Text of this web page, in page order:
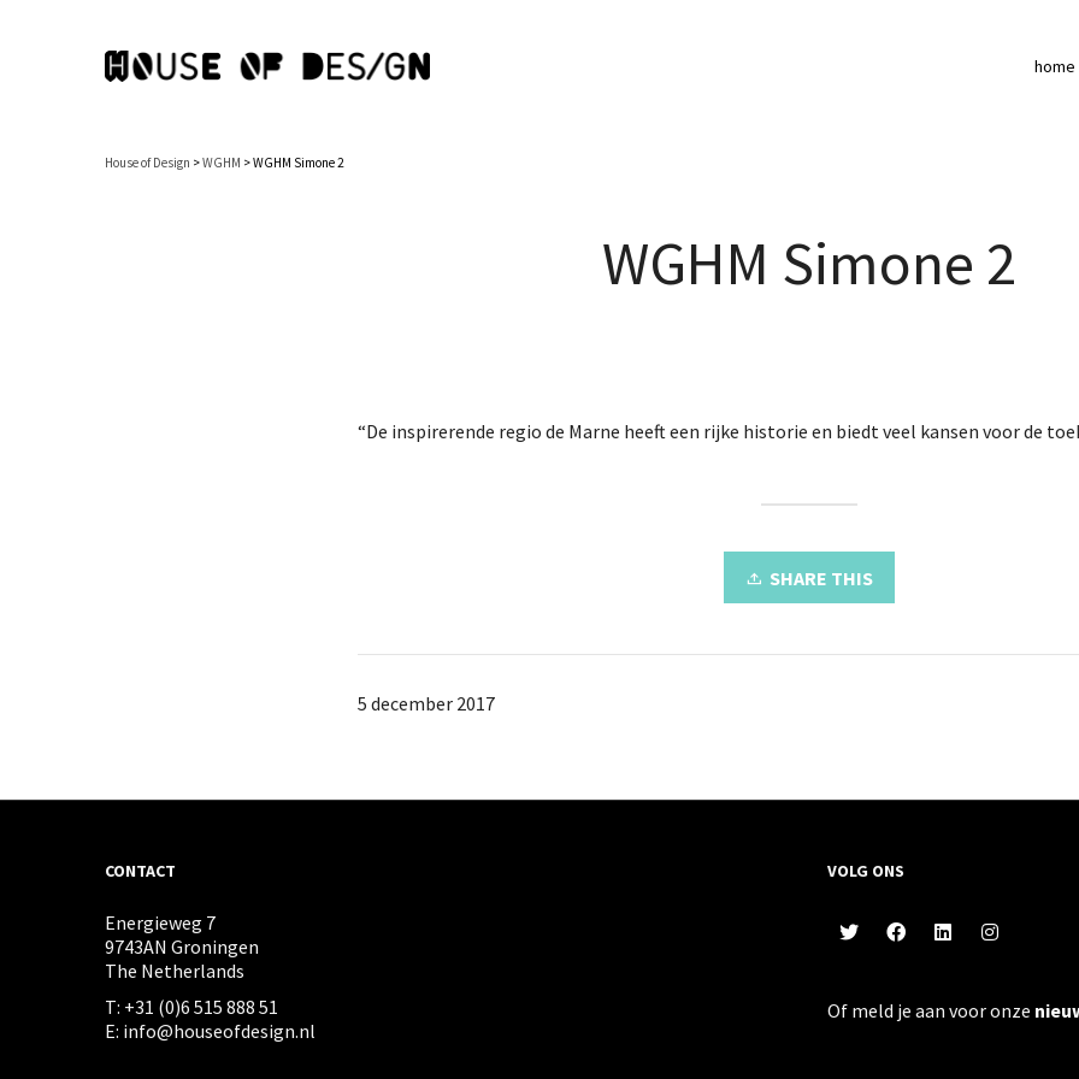
home
House of Design >WGHM >WGHM Simone 2
WGHM Simone 2
“De inspirerende regio de Marne heeft een rijke historie en biedt veel kansen voor de
SHARE THIS
5 december 2017
CONTACT
Energieweg 7
9743AN Groningen
The Netherlands
T: +31 (0)6 515 888 51
E: info@houseofdesign.nl
VOLG ONS
Of meld je aan voor onze